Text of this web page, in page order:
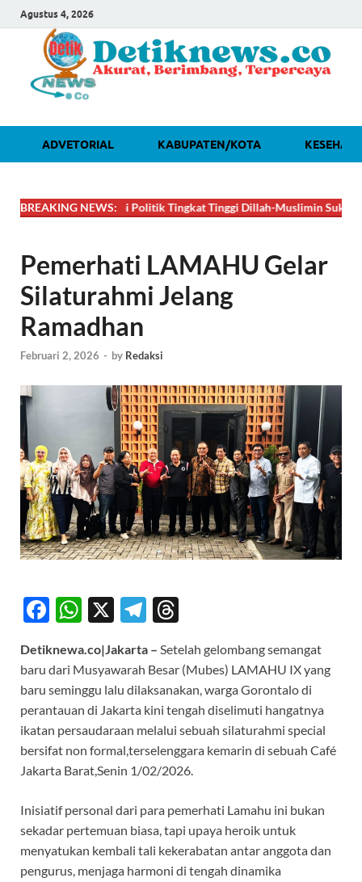
Agustus 4, 2026
ADVETORIAL KABUPATEN/KOTA
BREAKING NEWS:
Lobi Politik Tingkat Tinggi Dillah-Muslimin Sukses Boyong
Pemerhati LAMAHU Gelar
Silaturahmi Jelang
Ramadhan
Februari 2, 2026 - by Redaksi
F
e
b
o
o
k
W
at
s
A
p
p
X
T
e
gr
a
m
e
a
ds
Detiknewa.co|Jakarta – Setelah gelombang semangat
baru dari Musyawarah Besar (Mubes) LAMAHU IX yang
baru seminggu lalu dilaksanakan, warga Gorontalo di
perantauan di Jakarta kini tengah diselimuti hangatnya
ikatan persaudaraan melalui sebuah silaturahmi special
bersifat non formal,terselenggara kemarin di sebuah Café
Jakarta Barat,Senin 1/02/2026.
Inisiatif personal dari para pemerhati Lamahu ini bukan
sekadar pertemuan biasa, tapi upaya heroik untuk
menyatukan kembali tali kekerabatan antar anggota dan
pengurus, menjaga harmoni di tengah dinamika